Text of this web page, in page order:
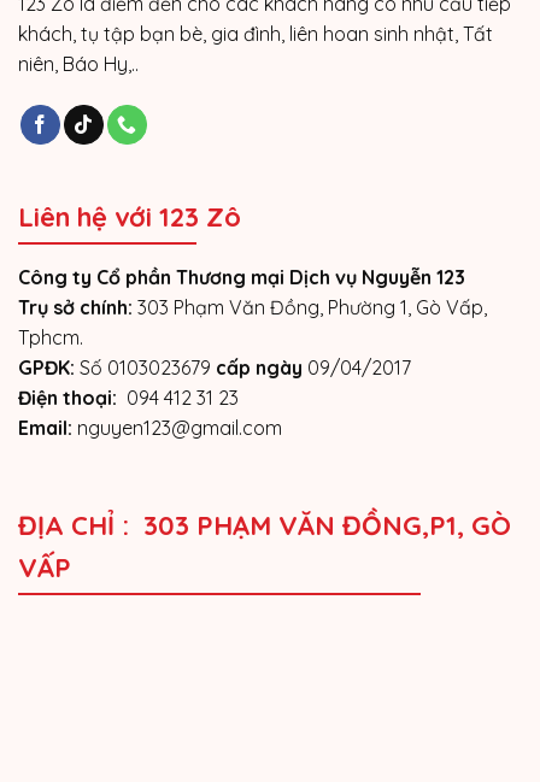
khách, tụ tập bạn bè, gia đình, liên hoan sinh nhật, Tất
niên, Báo Hy,..
Liên hệ với 123 Zô
Công ty Cổ phần Thương mại Dịch vụ Nguyễn 123
Trụ sở chính: 303 Phạm Văn Đồng, Phường 1, Gò Vấp,
Tphcm.
GPĐK: Số 0103023679 cấp ngày 09/04/2017
Điện thoại: 094 412 31 23
Email: nguyen123@gmail.com
ĐỊA CHỈ : 303 PHẠM VĂN ĐỒNG,P1, GÒ
VẤP